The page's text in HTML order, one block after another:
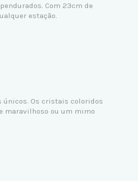
Com 23cm de
estação.
únicos. Os cristais coloridos
maravilhoso ou um mimo